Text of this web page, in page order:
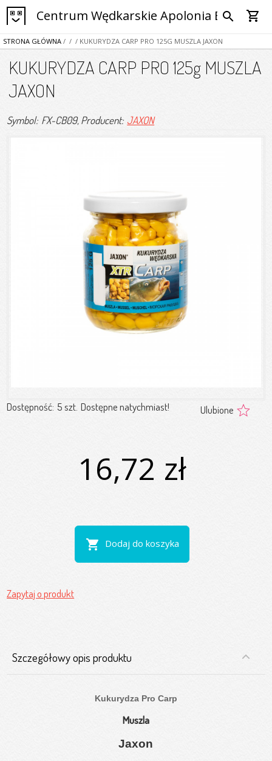
Centrum Wędkarskie Apolonia Bytom
search shopping_cart
STRONA GŁÓWNA / / / KUKURYDZA CARP PRO 125G MUSZLA JAXON
KUKURYDZA CARP PRO 125g MUSZLA
JAXON
Symbol: FX-CB09, Producent: JAXON
Dostępność: 5 szt. Dostępne natychmiast! Ulubione
16,72 zł
shopping_cart Dodaj do koszyka
Zapytaj o produkt
Szczegółowy opis produktu
Kukurydza Pro Carp
Muszla
Jaxon